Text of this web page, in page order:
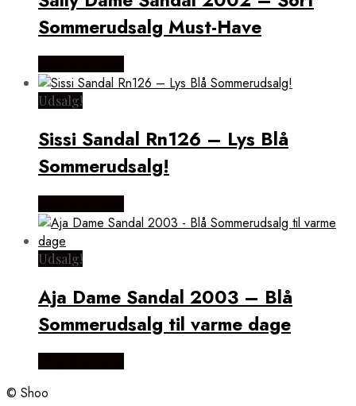
Sommerudsalg Must-Have
Udsalg!
Sissi Sandal Rn126 – Lys Blå
Sommerudsalg!
Udsalg!
Aja Dame Sandal 2003 – Blå
Sommerudsalg til varme dage
© Shoo